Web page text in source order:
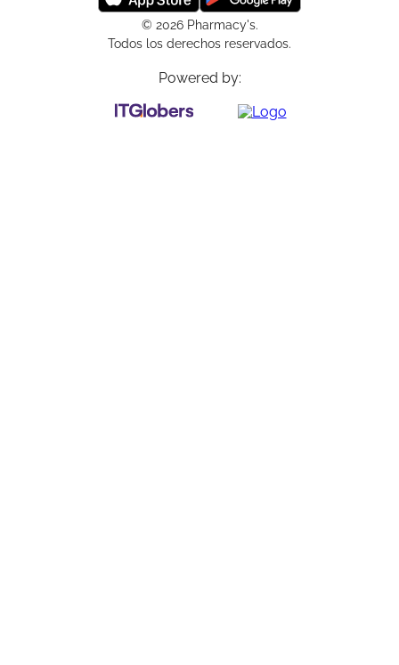
© 2026 Pharmacy's.
Todos los derechos reservados.
Powered by: